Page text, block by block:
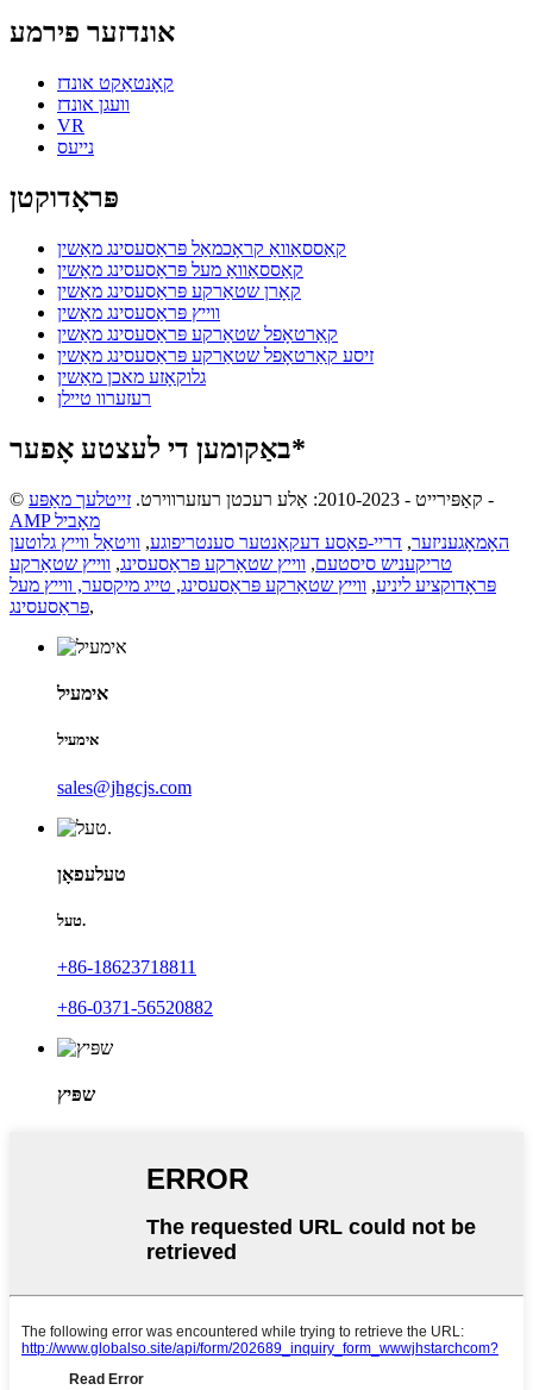
אונדזער פירמע
קאָנטאַקט אונדז
וועגן אונדז
VR
נייעס
פּראָדוקטן
קאַססאַוואַ קראָכמאַל פּראַסעסינג מאַשין
קאַססאַוואַ מעל פּראַסעסינג מאַשין
קאָרן שטאַרקע פּראַסעסינג מאַשין
ווייץ פּראַסעסינג מאַשין
קאַרטאָפל שטאַרקע פּראַסעסינג מאַשין
זיסע קאַרטאָפל שטאַרקע פּראַסעסינג מאַשין
גלוקאָזע מאכן מאַשין
רעזערוו טיילן
באַקומען די לעצטע אָפער*
© קאַפּירייט - 2010-2023: אַלע רעכטן רעזערווירט. זייטלעך מאַפּע
-
AMP מאָביל
האָמאָגעניזער, דריי-פאַסע דעקאַנטער סענטריפוגע, וויטאַל ווייץ גלוטען
טריקעניש סיסטעם, ווייץ שטאַרקע פּראַסעסינג, ווייץ שטאַרקע
פּראָדוקציע ליניע, ווייץ שטאַרקע פּראַסעסינג, טייג מיקסער, ווייץ מעל
פּראַסעסינג,
אימעיל
אימעיל
sales@jhgcjs.com
טעלעפאָן
טעל.
+86-18623718811
+86-0371-56520882
שפּיץ